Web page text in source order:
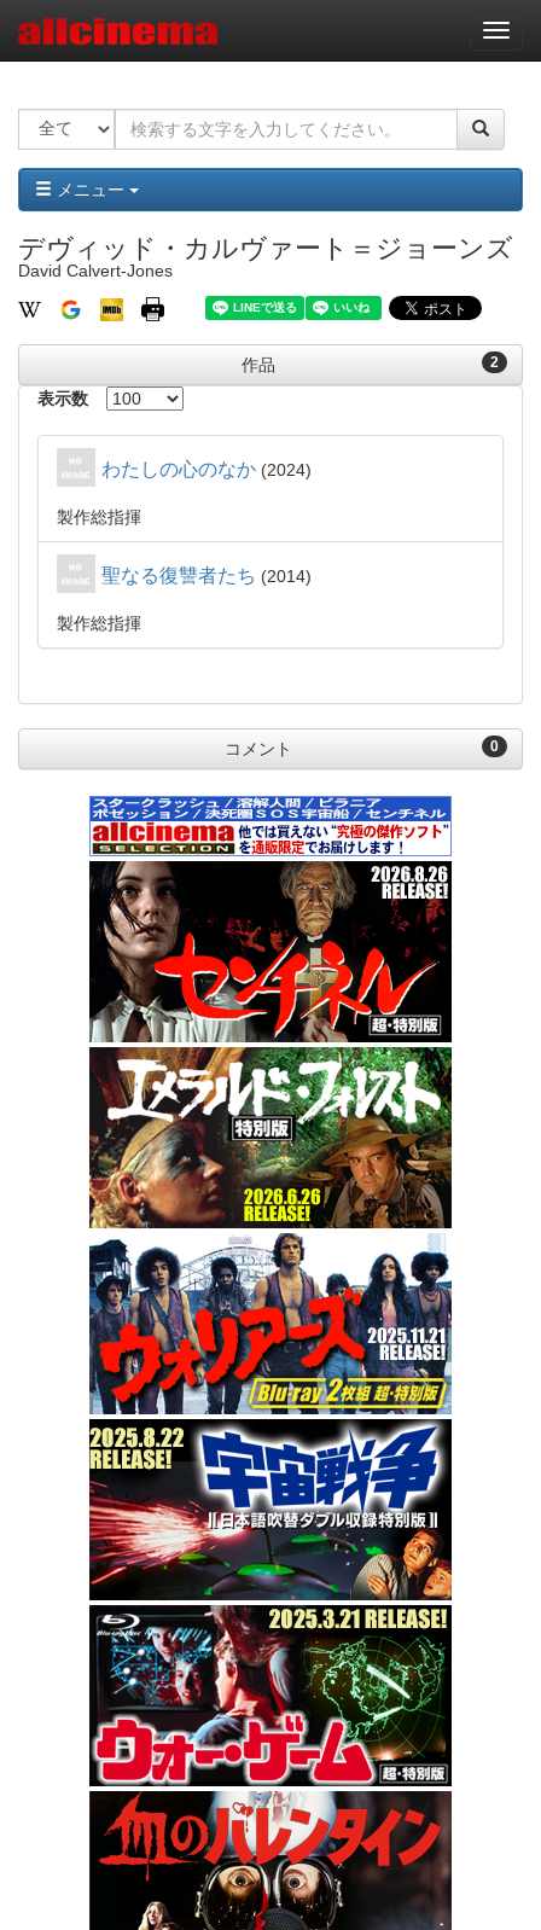
ナ
ビ
ー
ョ
ン
メニュー
デヴィッド・カルヴァート＝ジョーンズ
David Calvert-Jones
2
作品
表示数
わたしの心のなか 2024
製作総指揮
聖なる復讐者たち 2014
製作総指揮
0
コメント